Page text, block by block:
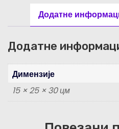
E
R
T
Додатне
Додатне
Димензије
15 × 25 × 30 цм